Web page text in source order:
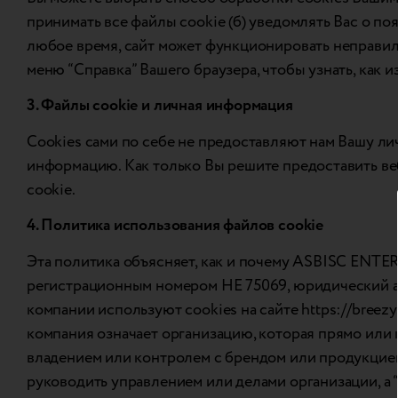
принимать все файлы cookie (б) уведомлять Вас о
любое время, сайт может функционировать
меню “Справка” Вашего браузера, чтобы узнать,
3. Файлы cookie и личная информация
Cookies сами по себе не предоставляют нам Вашу
информацию. Как только Вы решите предоставить
cookie.
4. Политика использования файлов cookie
Эта политика объясняет, как и почему ASBISC
регистрационным номером HE 75069, юридический
компании используют cookies на сайте https://
компания означает организацию, которая прямо
владением или контролем с брендом или
руководить управлением или делами организации,